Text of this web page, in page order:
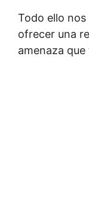
Todo ello
ofrecer una
amenaza